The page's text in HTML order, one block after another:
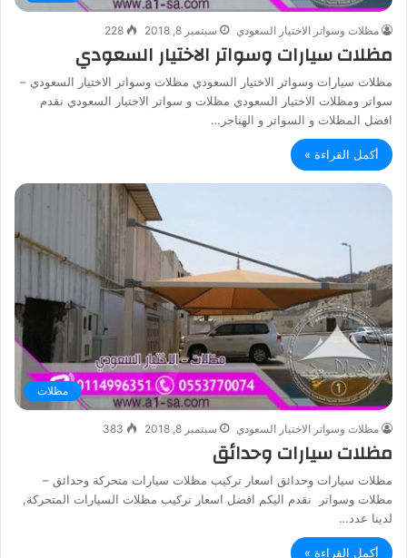
مظلات وسواتر الاختيار السعودي سبتمبر 8, 2018 228
مظلات سيارات وسواتر الاختيار السعودي
مظلات سيارات وسواتر الاختيار السعودي مظلات وسواتر الاختيار السعودي –
سواتر ومظلات الاختيار السعودي مظلات و سواتر الاختيار السعودي نقدم
افضل المظلات و السواتر و الهناجر…
أكمل القراءة »
مظلات
مظلات وسواتر الاختيار السعودي سبتمبر 8, 2018 383
مظلات سيارات وحدائق
مظلات سيارات وحدائق اسعار تركيب مظلات سيارات متحركة وحدائق –
مظلات وسواتر نقدم اليكم افضل اسعار تركيب مظلات السيارات المتحركة,
لدينا عدد…
أكمل القراءة »